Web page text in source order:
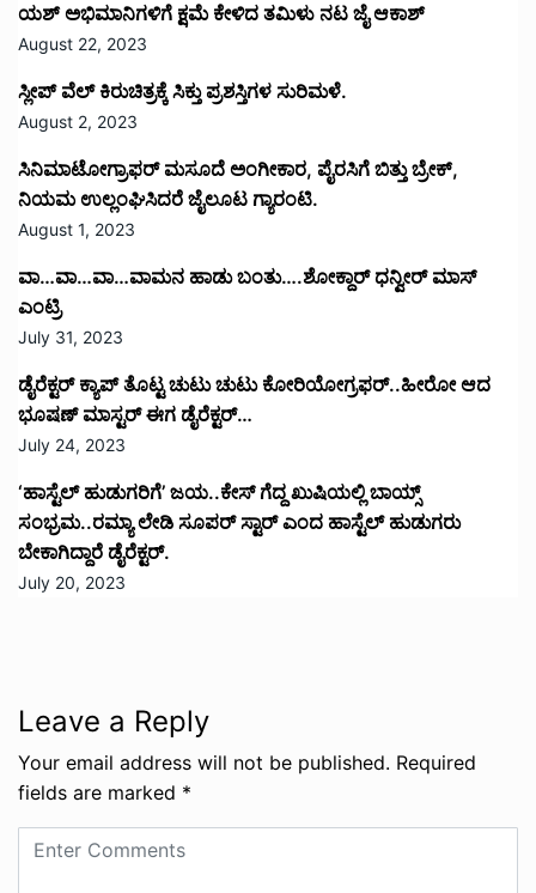
ಯಶ್ ಅಭಿಮಾನಿಗಳಿಗೆ ಕ್ಷಮೆ ಕೇಳಿದ ತಮಿಳು ನಟ ಜೈ ಆಕಾಶ್
August 22, 2023
ಸ್ಲೀಪ್ ವೆಲ್ ಕಿರುಚಿತ್ರಕ್ಕೆ ಸಿಕ್ತು ಪ್ರಶಸ್ತಿಗಳ ಸುರಿಮಳೆ.
August 2, 2023
ಸಿನಿಮಾಟೋಗ್ರಾಫರ್ ಮಸೂದೆ ಅಂಗೀಕಾರ, ಪೈರಸಿಗೆ ಬಿತ್ತು ಬ್ರೇಕ್,
ನಿಯಮ ಉಲ್ಲಂಘಿಸಿದರೆ ಜೈಲೂಟ ಗ್ಯಾರಂಟಿ.
August 1, 2023
ವಾ…ವಾ…ವಾ…ವಾಮನ ಹಾಡು ಬಂತು….ಶೋಕ್ದಾರ್ ಧನ್ವೀರ್ ಮಾಸ್
ಎಂಟ್ರಿ
July 31, 2023
ಡೈರೆಕ್ಟರ್ ಕ್ಯಾಪ್ ತೊಟ್ಟ ಚುಟು ಚುಟು ಕೋರಿಯೋಗ್ರಫರ್..ಹೀರೋ ಆದ
ಭೂಷಣ್ ಮಾಸ್ಟರ್ ಈಗ ಡೈರೆಕ್ಟರ್…
July 24, 2023
‘ಹಾಸ್ಟೆಲ್ ಹುಡುಗರಿಗೆ’ ಜಯ..ಕೇಸ್ ಗೆದ್ದ ಖುಷಿಯಲ್ಲಿ ಬಾಯ್ಸ್
ಸಂಭ್ರಮ..ರಮ್ಯಾ ಲೇಡಿ ಸೂಪರ್ ಸ್ಟಾರ್ ಎಂದ ಹಾಸ್ಟೆಲ್ ಹುಡುಗರು
ಬೇಕಾಗಿದ್ದಾರೆ ಡೈರೆಕ್ಟರ್.
July 20, 2023
Leave a Reply
Your email address will not be published. Required
fields are marked *